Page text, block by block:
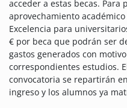
acceder a estas becas. Para
aprovechamiento
Excelencia para
€ por beca que podrán ser
gastos generados con
correspondientes estudios.
convocatoria se repartirán
ingreso y los alumnos ya